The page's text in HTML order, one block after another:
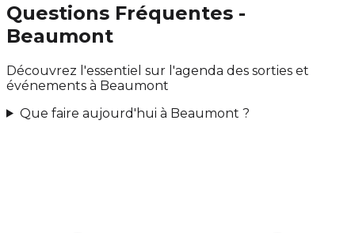
Questions Fréquentes -
Beaumont
Découvrez l'essentiel sur l'agenda des sorties et
événements à Beaumont
Que faire aujourd'hui à Beaumont ?